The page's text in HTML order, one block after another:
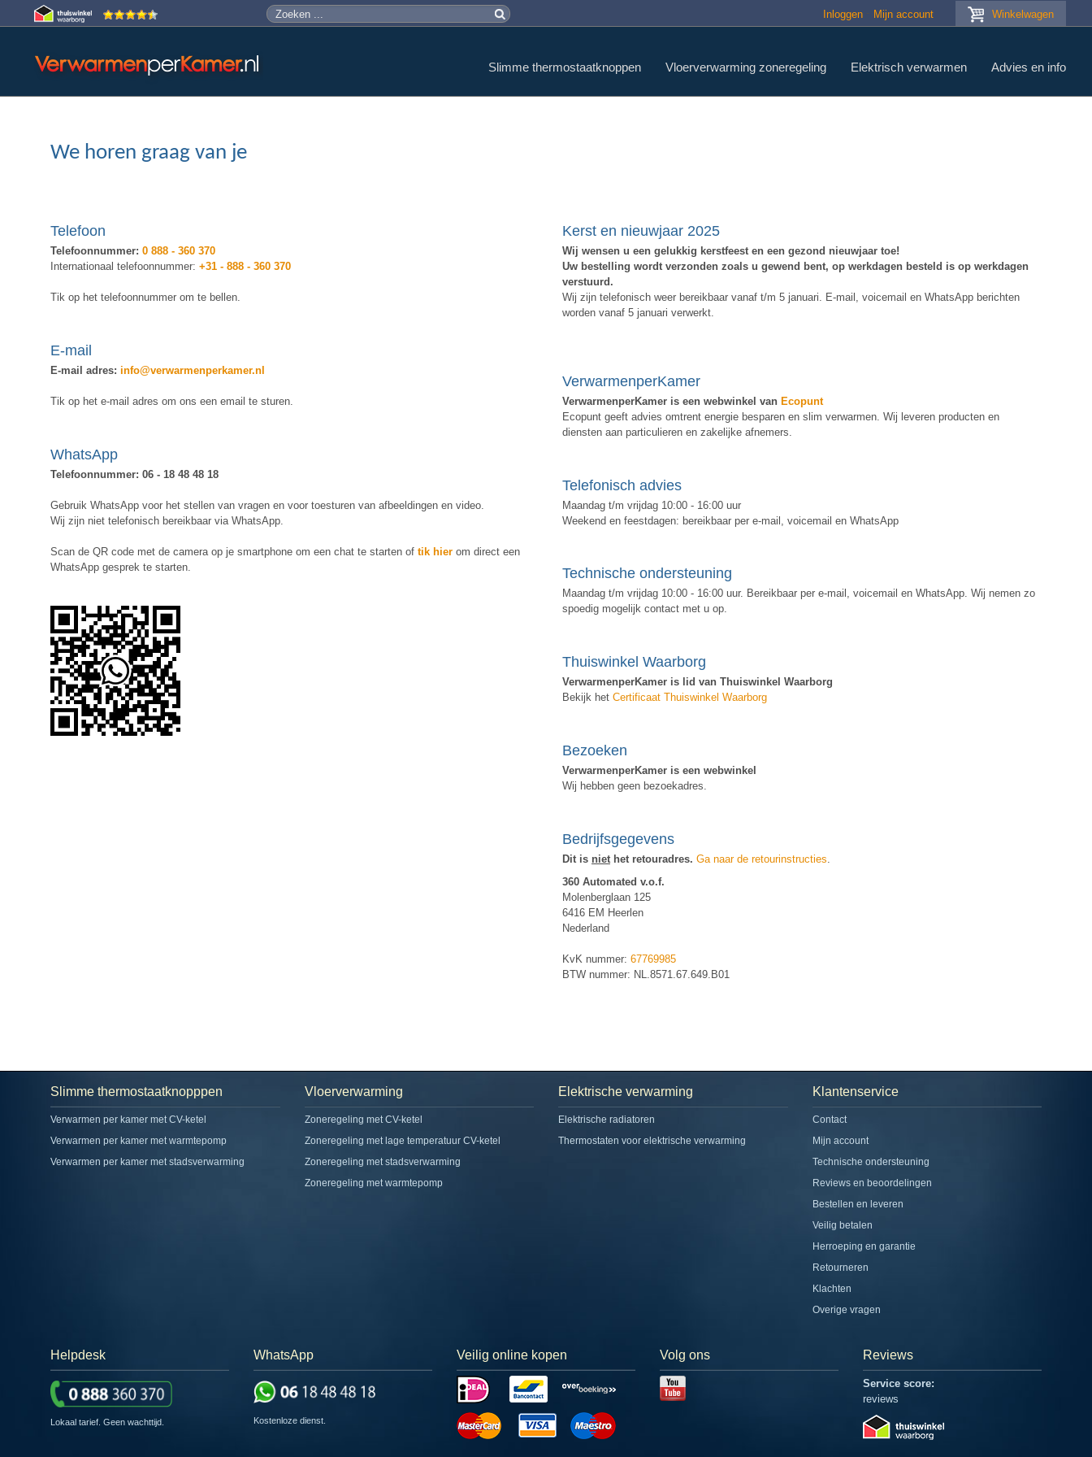
Skip to main content Zoekveld
Zoeken Winkelwagen
Inloggen Mijn account
Slimme thermostaatknoppen Vloerverwarming zoneregeling Elektrisch verwarmen Advies en info
We horen graag van je
Telefoon
Telefoonnummer: 0 888 - 360 370
Internationaal telefoonnummer: +31 - 888 - 360 370
Tik op het telefoonnummer om te bellen.
E-mail
E-mail adres: info@verwarmenperkamer.nl
Tik op het e-mail adres om ons een email te sturen.
WhatsApp
Telefoonnummer: 06 - 18 48 48 18
Gebruik WhatsApp voor het stellen van vragen en voor toesturen van afbeeldingen en video.
Wij zijn niet telefonisch bereikbaar via WhatsApp.
Scan de QR code met de camera op je smartphone om een chat te starten of tik hier om direct een
WhatsApp gesprek te starten.
Kerst en nieuwjaar 2025
Wij wensen u een gelukkig kerstfeest en een gezond nieuwjaar toe!
Uw bestelling wordt verzonden zoals u gewend bent, op werkdagen besteld is op werkdagen
verstuurd.
Wij zijn telefonisch weer bereikbaar vanaf t/m 5 januari. E-mail, voicemail en WhatsApp berichten
worden vanaf 5 januari verwerkt.
VerwarmenperKamer
VerwarmenperKamer is een webwinkel van Ecopunt
Ecopunt geeft advies omtrent energie besparen en slim verwarmen. Wij leveren producten en
diensten aan particulieren en zakelijke afnemers.
Telefonisch advies
Maandag t/m vrijdag 10:00 - 16:00 uur
Weekend en feestdagen: bereikbaar per e-mail, voicemail en WhatsApp
Technische ondersteuning
Maandag t/m vrijdag 10:00 - 16:00 uur. Bereikbaar per e-mail, voicemail en WhatsApp. Wij nemen zo
spoedig mogelijk contact met u op.
Thuiswinkel Waarborg
VerwarmenperKamer is lid van Thuiswinkel Waarborg
Bekijk het Certificaat Thuiswinkel Waarborg
Bezoeken
VerwarmenperKamer is een webwinkel
Wij hebben geen bezoekadres.
Bedrijfsgegevens
Dit is niet het retouradres. Ga naar de retourinstructies
360 Automated v.o.f.
Molenberglaan 125
6416 EM Heerlen
Nederland
KvK nummer: 67769985
BTW nummer: NL.8571.67.649.B01
Slimme thermostaatknopppen
Verwarmen per kamer met CV-ketel
Verwarmen per kamer met warmtepomp
Verwarmen per kamer met stadsverwarming
Vloerverwarming
Zoneregeling met CV-ketel
Zoneregeling met lage temperatuur CV-ketel
Zoneregeling met stadsverwarming
Zoneregeling met warmtepomp
Elektrische verwarming
Elektrische radiatoren
Thermostaten voor elektrische verwarming
Klantenservice
Contact
Mijn account
Technische ondersteuning
Reviews en beoordelingen
Bestellen en leveren
Veilig betalen
Herroeping en garantie
Retourneren
Klachten
Overige vragen
Helpdesk
Lokaal tarief. Geen wachttijd.
WhatsApp
Kostenloze dienst.
Veilig online kopen Volg ons Reviews
Service score:
reviews